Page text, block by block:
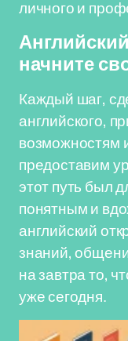
личного и
начните
Каждый шаг,
английского,
возможностям
предоставим
этот путь был
понятным и
английский
знаний,
на завтра то,
уже сегодня.